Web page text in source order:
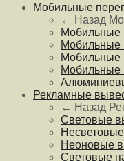
Мобильные
← Назад
Мобильные
Мобильные
Мобильные
Мобильные
Рекламные
← Назад
Световые
Неоновые
Световые